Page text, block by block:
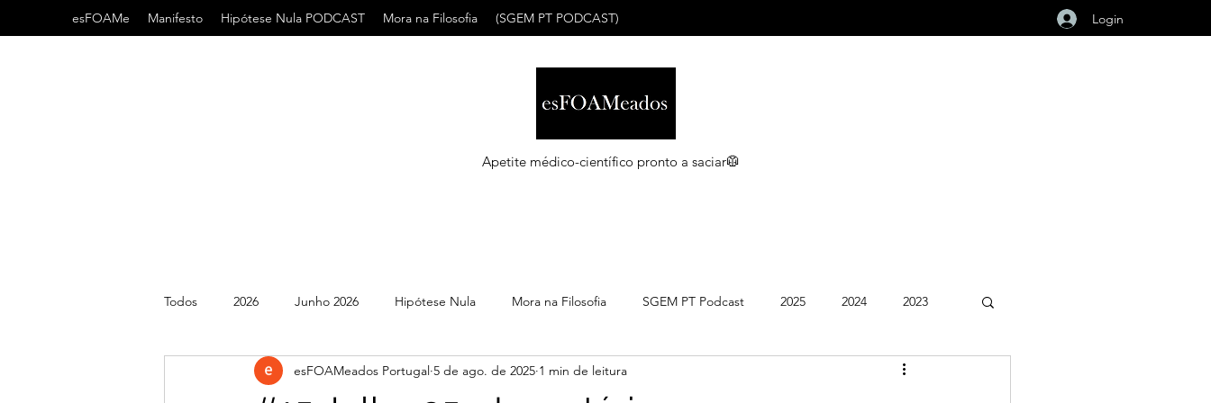
esFOAMe Manifesto Hipótese Nula PODCAST Mora na Filosofia (SGEM PT PODCAST) Login
Apetite médico-científico pronto a saciar🥼
Todos 2026 Junho 2026 Hipótese Nula Mora na Filosofia SGEM PT Podcast 2025 2024 2023
2021 AHA ACC Maio 2026 Abril 2026 Fevereiro 2026
esFOAMeados Portugal 5 de ago. de 2025 1 min de leitura